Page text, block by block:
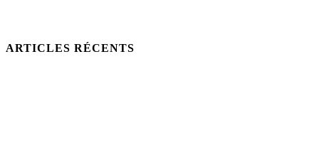
ARTICLES RÉCENTS